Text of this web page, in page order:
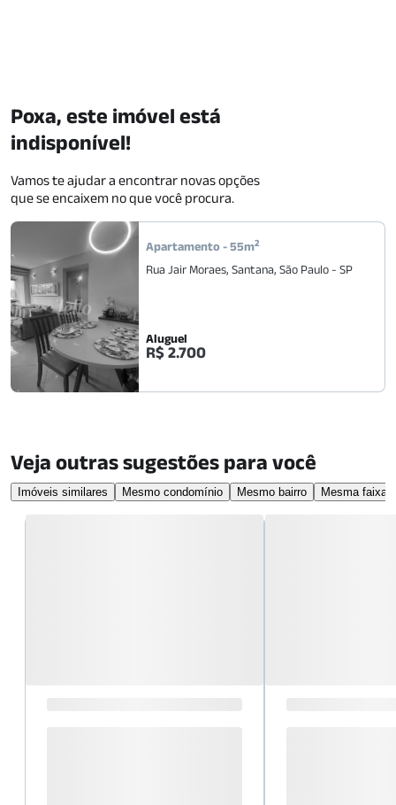
Apartamento -55m2
Rua Jair Moraes, Santana, São Paulo - SP
Aluguel
R$ 2.700
Poxa, este imóvel está
indisponível!
Vamos te ajudar a encontrar novas opções
que se encaixem no que você procura.
Veja outras sugestões para você
Imóveis similares Mesmo condomínio Mesmo bairro Mesma faixa